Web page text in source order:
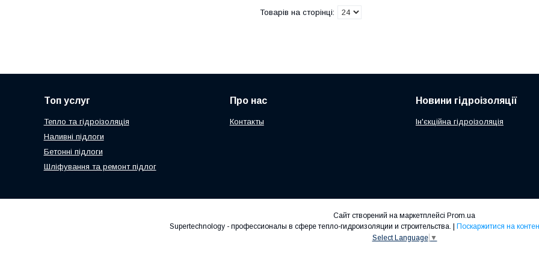
Топ услуг
Тепло та гідроізоляція
Наливні підлоги
Бетонні підлоги
Шліфування та ремонт підлог
Про нас
Контакты
Новини гідроізоляції
Ін'єкційна гідроізоляція
Сайт створений на маркетплейсі Prom.ua
Поскаржитися на
Select Language ▼